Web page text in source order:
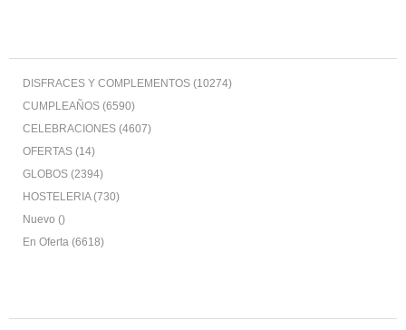
DISFRACES Y COMPLEMENTOS (10274)
CUMPLEAÑOS (6590)
CELEBRACIONES (4607)
OFERTAS (14)
GLOBOS (2394)
HOSTELERIA(730)
Nuevo ()
En Oferta (6618)